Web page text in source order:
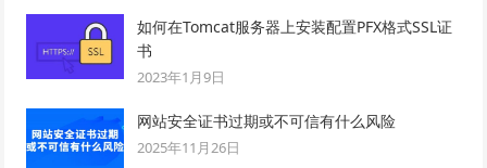
如何在Tomcat服务器上安装配置PFX格式SSL证
书
2023年1月9日
网站安全证书过期或不可信有什么风险
2025年11月26日